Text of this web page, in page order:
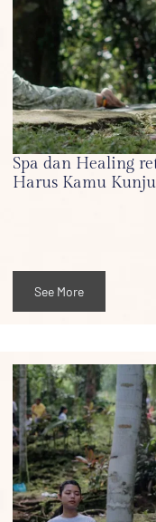
Spa dan Healing
Harus Kamu
See More